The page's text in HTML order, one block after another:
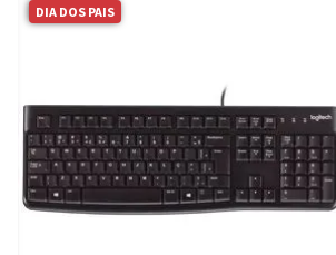
DIA DOS PAIS